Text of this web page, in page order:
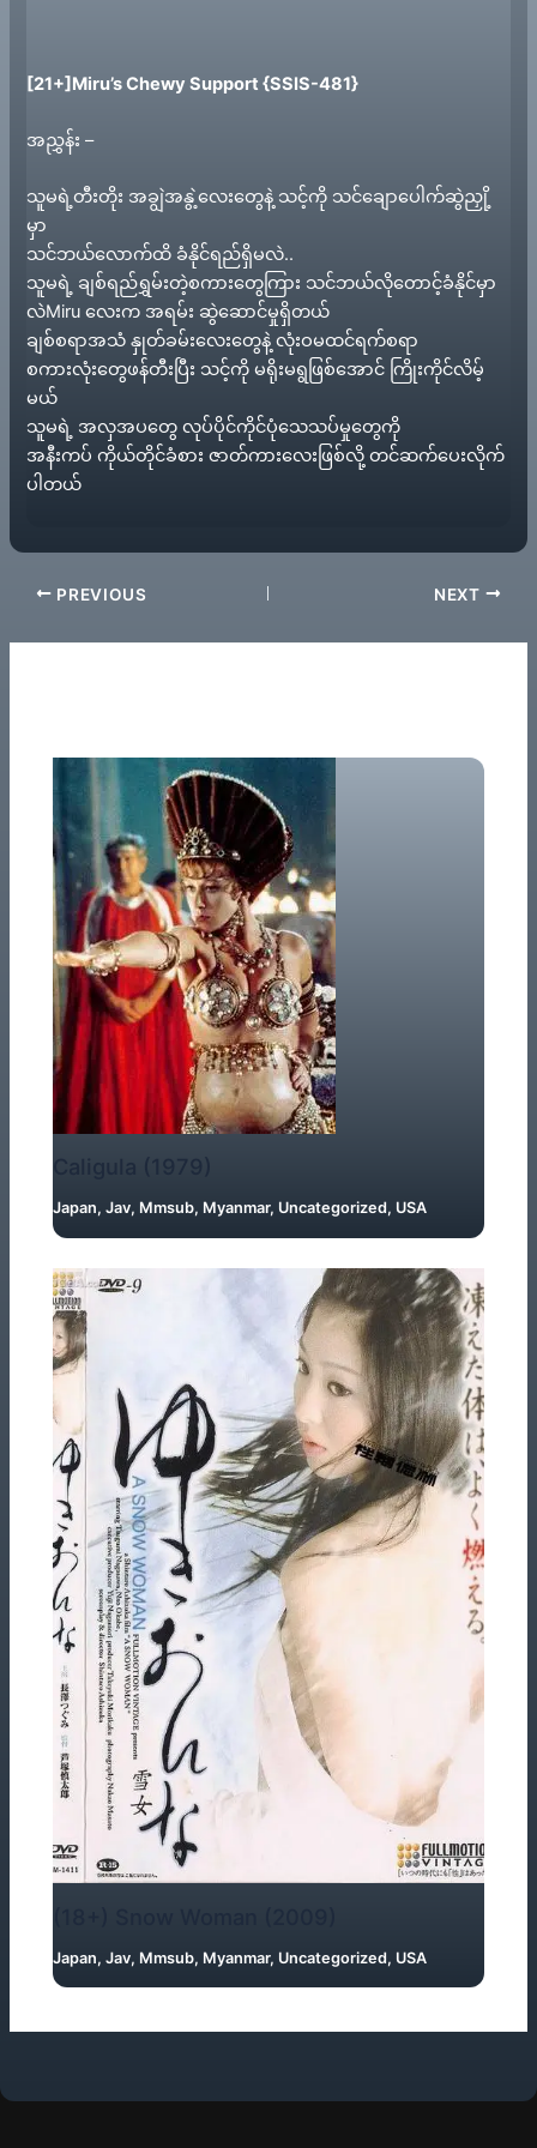
[21+]Miru’s Chewy Support {SSIS-481}
အညွှန်း –
သူမရဲ့တီးတိုး အချွဲအနွဲ့လေးတွေနဲ့ သင့်ကို သင်ချောပေါက်ဆွဲညှို့
မှာ
သင်ဘယ်လောက်ထိ ခံနိုင်ရည်ရှိမလဲ..
သူမရဲ့ ချစ်ရည်ရွှမ်းတဲ့စကားတွေကြား သင်ဘယ်လိုတောင့်ခံနိုင်မှာ
လဲMiru လေးက အရမ်း ဆွဲဆောင်မှုရှိတယ်
ချစ်စရာအသံ နှုတ်ခမ်းလေးတွေနဲ့ လုံးဝမထင်ရက်စရာ
စကားလုံးတွေဖန်တီးပြီး သင့်ကို မရိုးမရွဖြစ်အောင် ကြိုးကိုင်လိမ့်
မယ်
သူမရဲ့ အလှအပတွေ လုပ်ပိုင်ကိုင်ပုံသေသပ်မှုတွေကို
အနီးကပ် ကိုယ်တိုင်ခံစား ဇာတ်ကားလေးဖြစ်လို့ တင်ဆက်ပေးလိုက်
ပါတယ်
PREVIOUS NEXT
Caligula (1979)
Japan,Jav, Mmsub, Myanmar, Uncategorized, USA
Japan,Jav, Mmsub, Myanmar, Uncategorized, USA